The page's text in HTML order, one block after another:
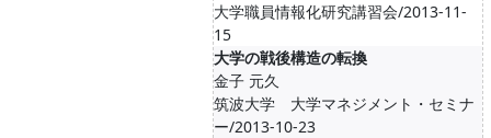
大学職員情報化研究講習会/2013-11-
15
大学の戦後構造の転換
金子 元久
筑波大学 大学マネジメント・セミナ
ー/2013-10-23